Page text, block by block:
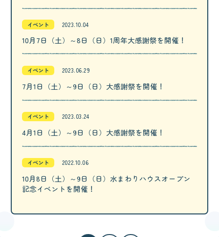
イベント 2023.10.04
10月7日（土）～8日（日）1周年大感謝祭を開催！
イベント 2023.06.29
7月1日（土）～9日（日）大感謝祭を開催！
イベント 2023.03.24
4月1日（土）～9日（日）大感謝祭を開催！
イベント 2022.10.06
10月8日（土）～9日（日）水まわりハウスオープン
記念イベントを開催！